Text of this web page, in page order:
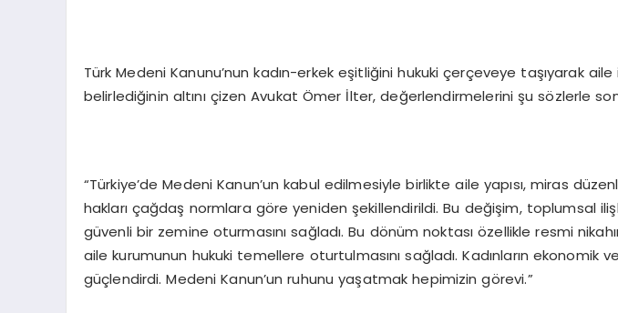
Türk Medeni Kanunu’nun kadın-erkek eşitliğini hukuki çerçeveye taşıyarak aile
belirlediğinin altını çizen Avukat Ömer İlter, değerlendirmelerini şu sözlerle
“Türkiye’de Medeni Kanun’un kabul edilmesiyle birlikte aile yapısı, miras
hakları çağdaş normlara göre yeniden şekillendirildi. Bu değişim, toplumsal
güvenli bir zemine oturmasını sağladı. Bu dönüm noktası özellikle resmi
aile kurumunun hukuki temellere oturtulmasını sağladı. Kadınların ekonomik
güçlendirdi. Medeni Kanun’un ruhunu yaşatmak hepimizin görevi.”